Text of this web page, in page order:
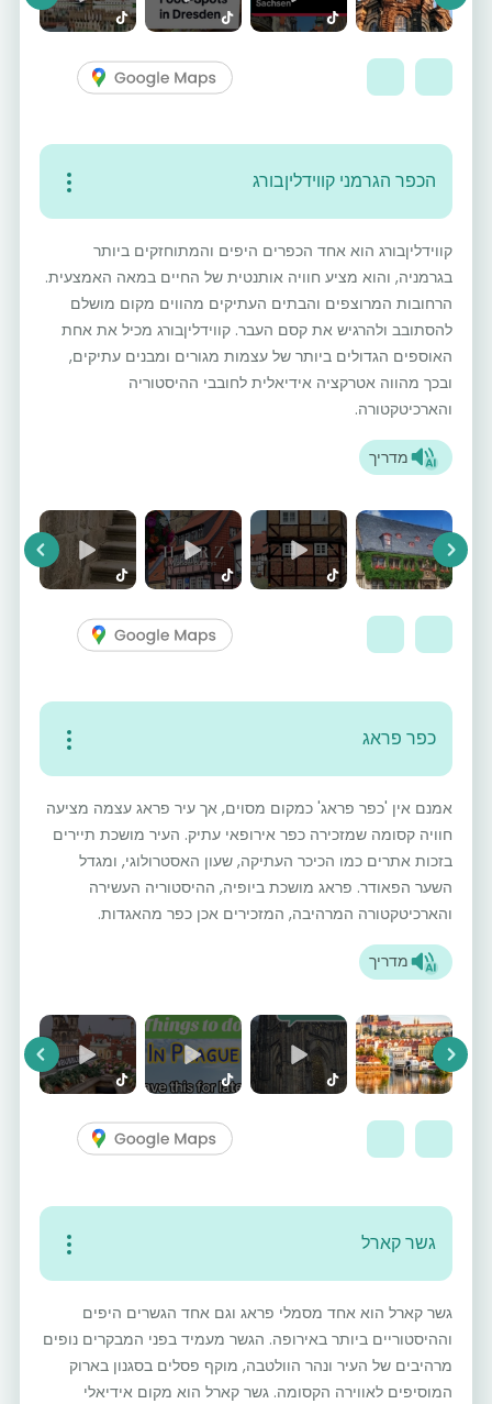
הכפר הגרמני קווידליןבורג
קווידליןבורג הוא אחד הכפרים היפים והמתוחזקים ביותר
בגרמניה, והוא מציע חוויה אותנטית של החיים במאה האמצעית.
הרחובות המרוצפים והבתים העתיקים מהווים מקום מושלם
להסתובב ולהרגיש את קסם העבר. קווידליןבורג מכיל את אחת
האוספים הגדולים ביותר של עצמות מגורים ומבנים עתיקים,
ובכך מהווה אטרקציה אידיאלית לחובבי ההיסטוריה
והארכיטקטורה.
מדריך
Next
כפר פראג
אמנם אין 'כפר פראג' כמקום מסוים, אך עיר פראג עצמה מציעה
חוויה קסומה שמזכירה כפר אירופאי עתיק. העיר מושכת תיירים
בזכות אתרים כמו הכיכר העתיקה, שעון האסטרולוגי, ומגדל
השער הפאודר. פראג מושכת ביופיה, ההיסטוריה העשירה
והארכיטקטורה המרהיבה, המזכירים אכן כפר מהאגדות.
מדריך
Next
גשר קארל
גשר קארל הוא אחד מסמלי פראג וגם אחד הגשרים היפים
וההיסטוריים ביותר באירופה. הגשר מעמיד בפני המבקרים נופים
מרהיבים של העיר ונהר הוולטבה, מוקף פסלים בסגנון בארוק
המוסיפים לאווירה הקסומה. גשר קארל הוא מקום אידיאלי